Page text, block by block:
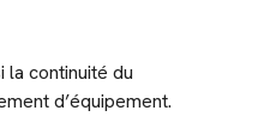
la continuité du
d’équipement.